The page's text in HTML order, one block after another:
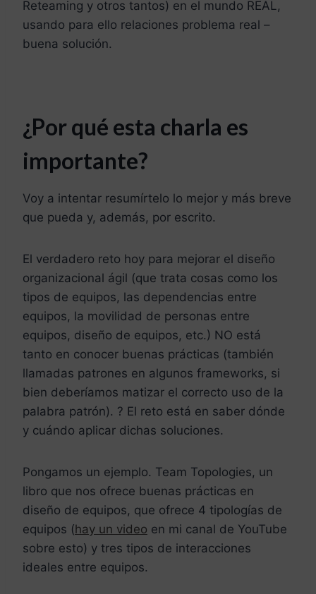
Reteaming y otros tantos) en el mundo REAL,
usando para ello relaciones problema real –
buena solución.
¿Por qué esta charla es
importante?
Voy a intentar resumírtelo lo mejor y más breve
que pueda y, además, por escrito.
El verdadero reto hoy para mejorar el diseño
organizacional ágil (que trata cosas como los
tipos de equipos, las dependencias entre
equipos, la movilidad de personas entre
equipos, diseño de equipos, etc.) NO está
tanto en conocer buenas prácticas (también
llamadas patrones en algunos frameworks, si
bien deberíamos matizar el correcto uso de la
palabra patrón). ? El reto está en saber dónde
y cuándo aplicar dichas soluciones.
Pongamos un ejemplo. Team Topologies, un
libro que nos ofrece buenas prácticas en
diseño de equipos, que ofrece 4 tipologías de
equipos (hay un video en mi canal de YouTube
sobre esto) y tres tipos de interacciones
ideales entre equipos.